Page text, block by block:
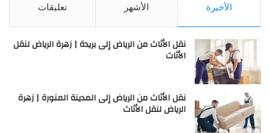
الأخيرة الأشهر تعليقات
نقل الأثاث من الرياض إلى بريدة | زهرة الرياض لنقل
الأثاث
نقل الأثاث من الرياض إلى المدينة المنورة | زهرة
الرياض لنقل الأثاث